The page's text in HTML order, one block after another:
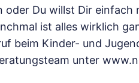
Du willst Dir einfach
ist alles wirklich
beim Kinder- und
unter